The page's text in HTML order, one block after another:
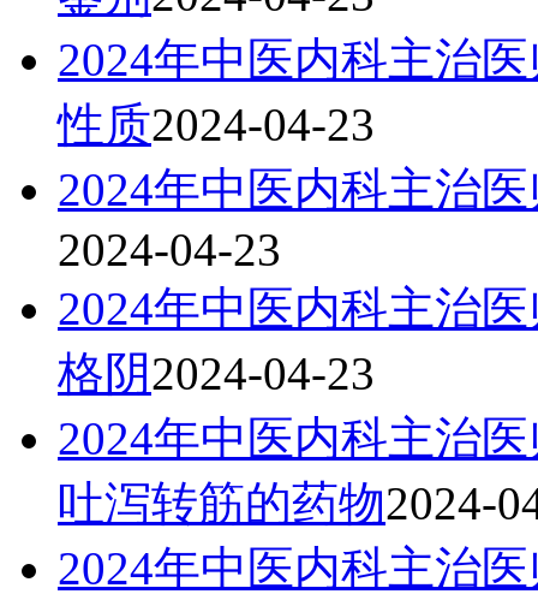
2024年中医内科主治
性质2024-04-23
2024年中医内科主治
2024-04-23
2024年中医内科主治
格阴2024-04-23
2024年中医内科主治
吐泻转筋的药物2024-
2024年中医内科主治